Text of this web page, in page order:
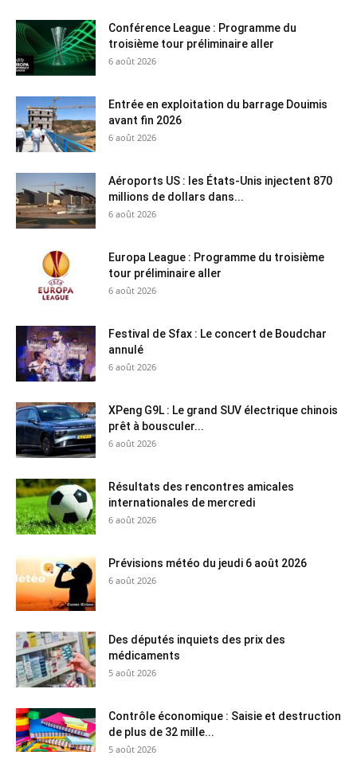
Conférence League : Programme du
troisième tour préliminaire aller
6 août 2026
Entrée en exploitation du barrage Douimis
avant fin 2026
6 août 2026
Aéroports US : les États-Unis injectent 870
millions de dollars dans...
6 août 2026
Europa League : Programme du troisième
tour préliminaire aller
6 août 2026
Festival de Sfax : Le concert de Boudchar
annulé
6 août 2026
XPeng G9L : Le grand SUV électrique chinois
prêt à bousculer...
6 août 2026
Résultats des rencontres amicales
internationales de mercredi
6 août 2026
Prévisions météo du jeudi 6 août 2026
6 août 2026
Des députés inquiets des prix des
médicaments
5 août 2026
Contrôle économique : Saisie et destruction
de plus de 32 mille...
5 août 2026